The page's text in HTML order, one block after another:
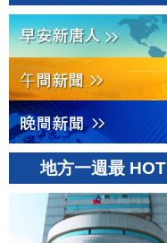
地方一週最 HOT